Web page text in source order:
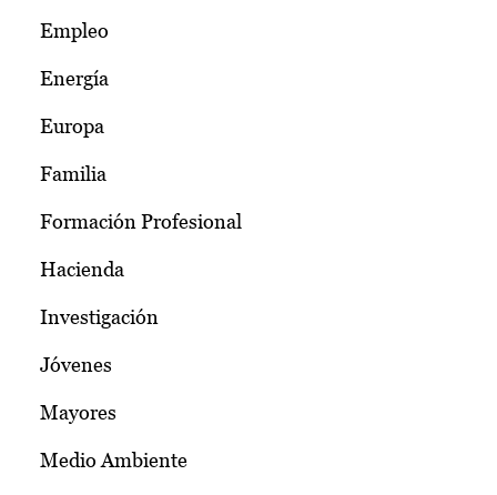
Empleo
Energía
Europa
Familia
Formación Profesional
Hacienda
Investigación
Jóvenes
Mayores
Medio Ambiente